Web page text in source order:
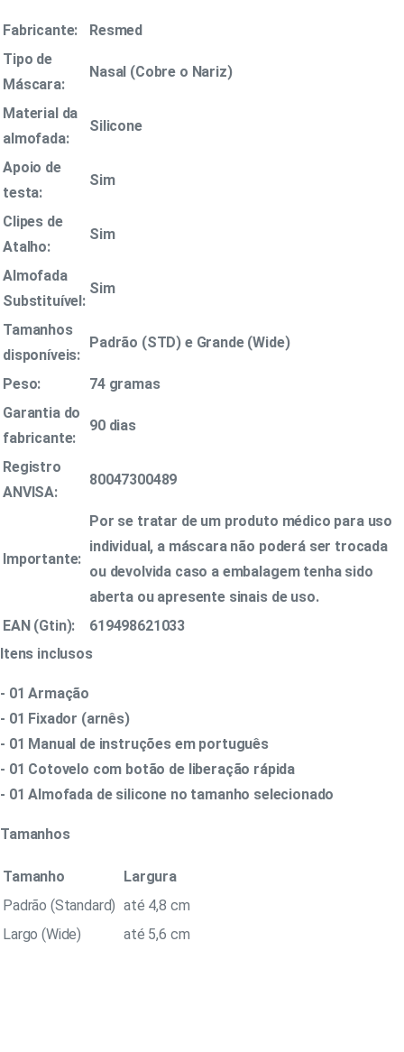
Fabricante:
Resmed
Tipo de
Máscara:
Nasal (Cobre o Nariz)
Material da
almofada:
Silicone
Apoio de
testa:
Sim
Clipes de
Atalho:
Sim
Almofada
Substituível:
Sim
Tamanhos
disponíveis:
Padrão (STD) e Grande (Wide)
Peso:
74 gramas
Garantia do
fabricante:
90 dias
Registro
ANVISA:
80047300489
Importante:
Por se tratar de um produto médico para uso
individual, a máscara não poderá ser trocada
ou devolvida caso a embalagem tenha sido
aberta ou apresente sinais de uso.
EAN (Gtin):
619498621033
Itens inclusos
- 01 Armação
- 01 Fixador (arnês)
- 01 Manual de instruções em português
- 01 Cotovelo com botão de liberação rápida
- 01 Almofada de silicone no tamanho selecionado
Tamanhos
Tamanho
Largura
Padrão (Standard) até 4,8 cm
Largo (Wide)
até 5,6 cm